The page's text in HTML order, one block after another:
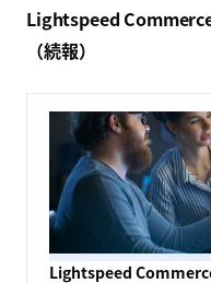
Ozon Greater China
Russia
A market with an
eu.36kr.com
ロシア最大級ECプラッ
長Simon Huang氏が
ーがロシア市場へ大量
米市場で関税・規制環